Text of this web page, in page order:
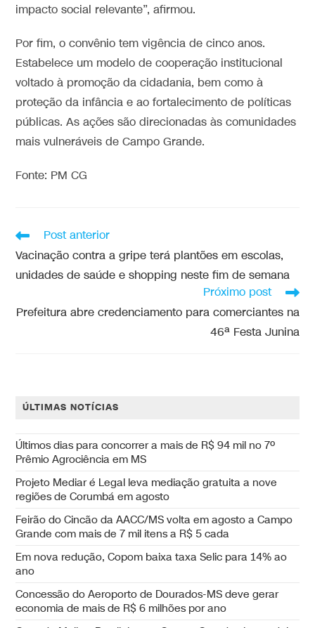
impacto social relevante”, afirmou.
Por fim, o convênio tem vigência de cinco anos.
Estabelece um modelo de cooperação institucional
voltado à promoção da cidadania, bem como à
proteção da infância e ao fortalecimento de políticas
públicas. As ações são direcionadas às comunidades
mais vulneráveis de Campo Grande.
Fonte: PM CG
Post anterior
Vacinação contra a gripe terá plantões em escolas,
unidades de saúde e shopping neste fim de semana
Próximo post
Prefeitura abre credenciamento para comerciantes na
46ª Festa Junina
ÚLTIMAS NOTÍCIAS
Últimos dias para concorrer a mais de R$ 94 mil no 7º
Prêmio Agrociência em MS
Projeto Mediar é Legal leva mediação gratuita a nove
regiões de Corumbá em agosto
Feirão do Cincão da AACC/MS volta em agosto a Campo
Grande com mais de 7 mil itens a R$ 5 cada
Em nova redução, Copom baixa taxa Selic para 14% ao
ano
Concessão do Aeroporto de Dourados-MS deve gerar
economia de mais de R$ 6 milhões por ano